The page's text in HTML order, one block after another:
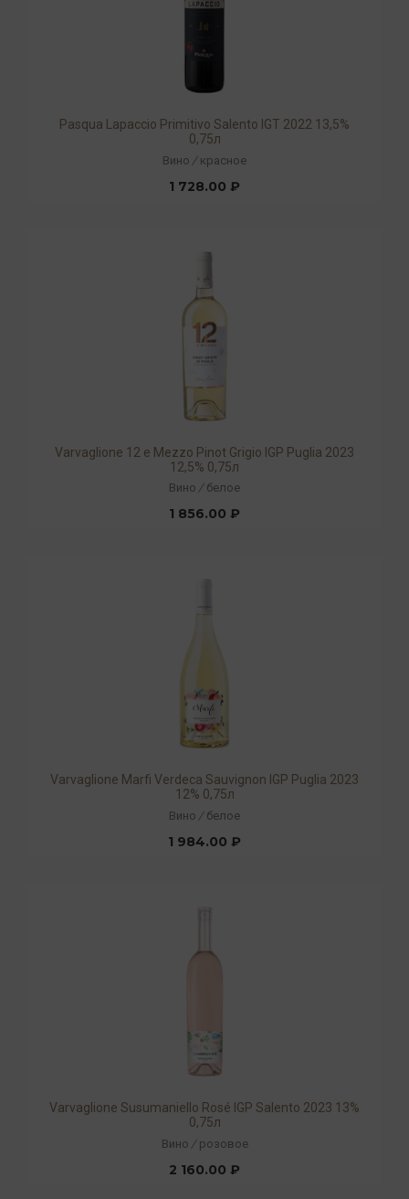
Pasqua Lapaccio Primitivo Salento IGT 2022 13,5%
0,75л
Вино / красное
1 728.00 ₽
Varvaglione 12 e Mezzo Pinot Grigio IGP Puglia 2023
12,5% 0,75л
Вино / белое
1 856.00 ₽
Varvaglione Marfi Verdeca Sauvignon IGP Puglia 2023
12% 0,75л
Вино / белое
1 984.00 ₽
Varvaglione Susumaniello Rosé IGP Salento 2023 13%
0,75л
Вино / розовое
2 160.00 ₽